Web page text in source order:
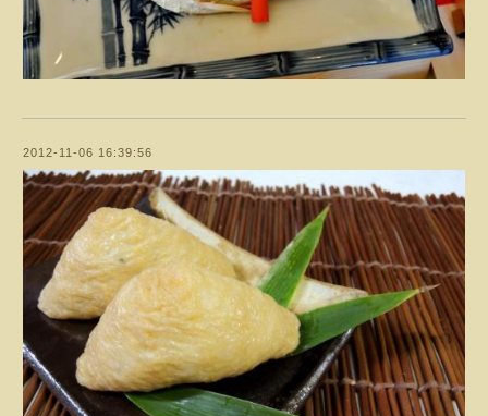
2012-11-06 16:39:56